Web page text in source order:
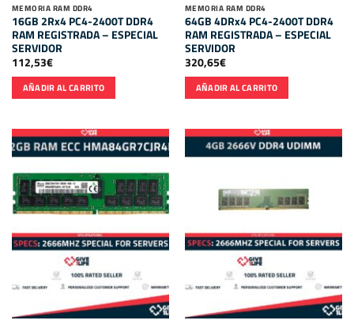
MEMORIA RAM DDR4
16GB 2Rx4 PC4-2400T DDR4
RAM REGISTRADA – ESPECIAL
SERVIDOR
112,53€
AÑADIR AL CARRITO
MEMORIA RAM DDR4
64GB 4DRx4 PC4-2400T DDR4
RAM REGISTRADA – ESPECIAL
SERVIDOR
320,65€
AÑADIR AL CARRITO